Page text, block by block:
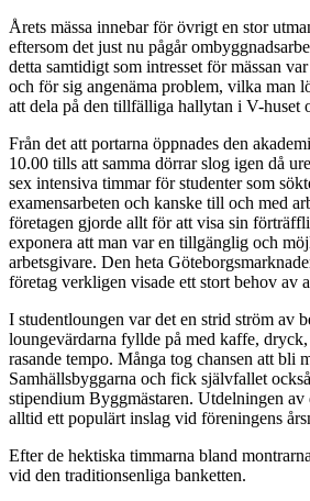
Årets mässa innebar för övrigt en stor
eftersom det just nu pågår
detta samtidigt som intresset för mässan
och för sig angenäma problem, vilka man
att dela på den tillfälliga hallytan i V-huset
Från det att portarna öppnades den
10.00 tills att samma dörrar slog igen då
sex intensiva timmar för studenter som
examensarbeten och kanske till och med
företagen gjorde allt för att visa sin
exponera att man var en tillgänglig och
arbetsgivare. Den heta
företag verkligen visade ett stort behov av
I studentloungen var det en strid ström av
loungevärdarna fyllde på med kaffe,
rasande tempo. Många tog chansen att bli
Samhällsbyggarna och fick självfallet
stipendium Byggmästaren. Utdelningen
alltid ett populärt inslag vid föreningens
Efter de hektiska timmarna bland
vid den traditionsenliga banketten.